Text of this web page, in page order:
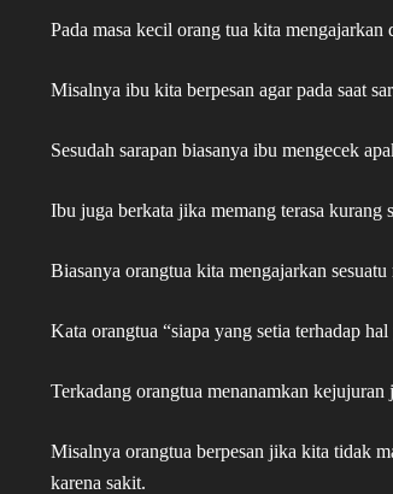
Pada masa kecil orang tua kita
Misalnya ibu kita berpesan agar pada saat
Sesudah sarapan biasanya ibu mengecek
Ibu juga berkata jika memang terasa
Biasanya orangtua kita mengajarkan
Kata orangtua “siapa yang setia terhadap
Terkadang orangtua menanamkan
Misalnya orangtua berpesan jika kita tidak
karena sakit.